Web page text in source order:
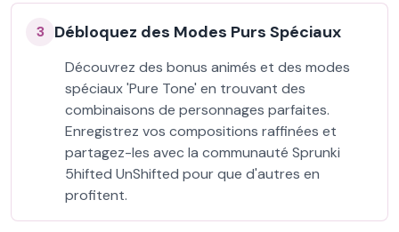
3 Débloquez des Modes Purs Spéciaux
Découvrez des bonus animés et des modes
spéciaux 'Pure Tone' en trouvant des
combinaisons de personnages parfaites.
Enregistrez vos compositions raffinées et
partagez-les avec la communauté Sprunki
5hifted UnShifted pour que d'autres en
profitent.